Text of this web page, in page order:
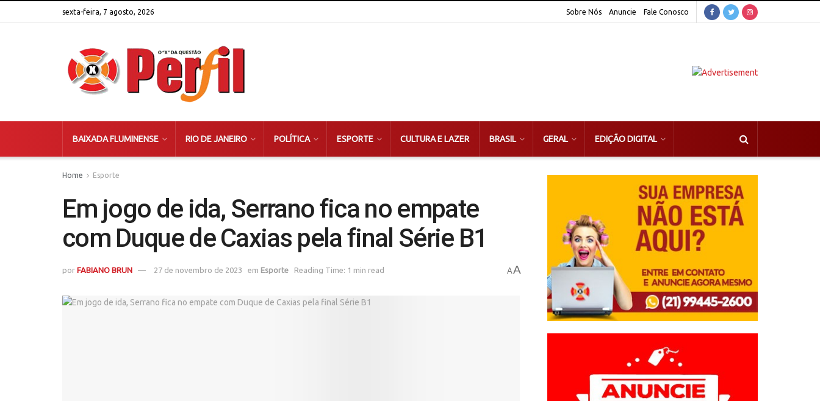
sexta-feira, 7 agosto, 2026 Sobre Nós Anuncie Fale Conosco
BAIXADA FLUMINENSE RIO DE JANEIRO POLÍTICA ESPORTE CULTURA E LAZER BRASIL GERAL EDIÇÃO DIGITAL
Home Esporte
Em jogo de ida, Serrano fica no empate
com Duque de Caxias pela final Série B1
por FABIANO BRUN 27 de novembro de 2023 em Esporte Reading Time: 1 min read AA